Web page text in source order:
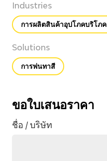
Industries
การผลิตสินค้าอุปโภคบริโภค
Solutions
การพ่นทาสี
ขอใบเสนอราคา
ชื่อ / บริษัท